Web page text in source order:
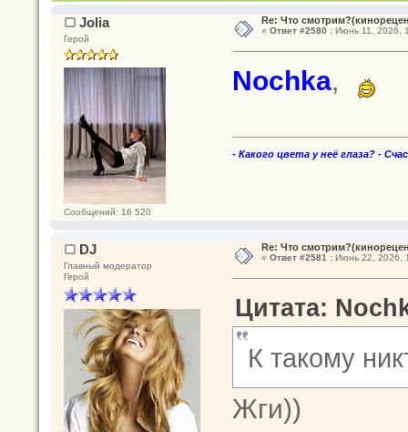
Jolia
Герой
Сообщений: 16 520
Re: Что
« Ответ #2580 :Июнь 11, 2026,
Nochka,
- Какого цвета у неё глаза? -
DJ
Главный модератор
Герой
Re: Что
« Ответ #2581 :Июнь 22, 2026,
Цитата:
К такому
Жги))